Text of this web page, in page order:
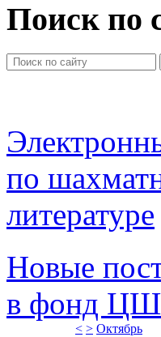
Поиск по
по
литературе
Новые
в фонд
< > Октябрь